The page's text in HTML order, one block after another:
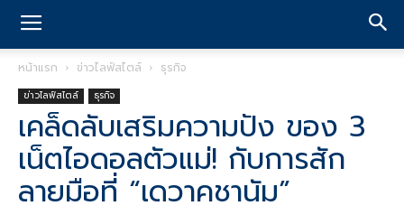
หน้าแรก ข่าวไลฟ์สไตล์ ธุรกิจ
ข่าวไลฟ์สไตล์ ธุรกิจ
เคล็ดลับเสริมความปัง ของ 3
เน็ตไอดอลตัวแม่! กับการสัก
ลายมือที่ “เดวาคชานัม”